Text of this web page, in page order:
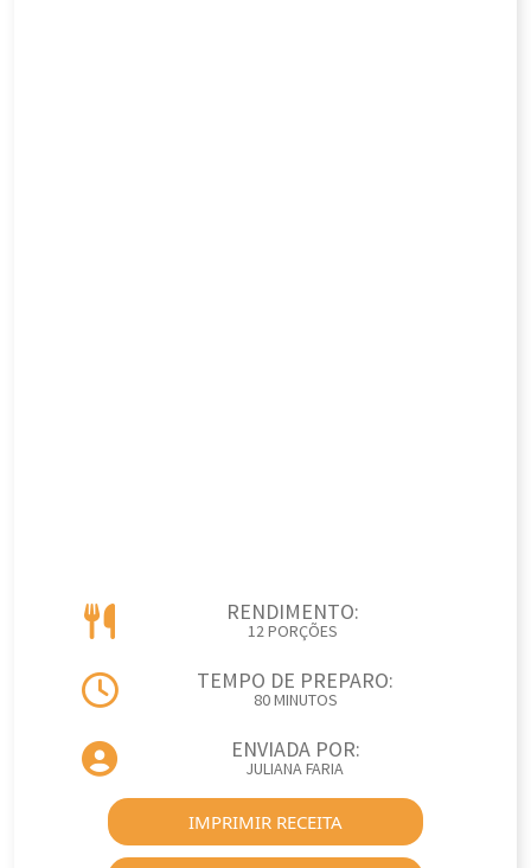
RENDIMENTO:
12 PORÇÕES
TEMPO DE PREPARO:
80 MINUTOS
ENVIADA POR:
JULIANA FARIA
IMPRIMIR RECEITA